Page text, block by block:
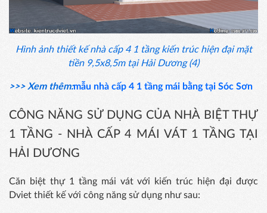
Hình ảnh thiết kế nhà cấp 4 1 tầng kiến trúc hiện đại mặt
tiền 9,5x8,5m tại Hải Dương (4)
>>> Xem thêm:mẫu nhà cấp 4 1 tầng mái bằng tại Sóc Sơn
CÔNG NĂNG SỬ DỤNG CỦA NHÀ BIỆT THỰ
1 TẦNG - NHÀ CẤP 4 MÁI VÁT 1 TẦNG TẠI
HẢI DƯƠNG
Căn biệt thự 1 tầng mái vát với kiến trúc hiện đại được
Dviet thiết kế với công năng sử dụng như sau: